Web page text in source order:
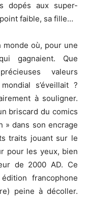
dopés aux super-
faible, sa fille…
monde où, pour une
gagnaient. Que
valeurs
s’éveillait ?
à souligner.
briscard du comics
» dans son encrage
traits jouant sur le
pour les yeux, bien
de 2000 AD. Ce
francophone
peine à décoller.